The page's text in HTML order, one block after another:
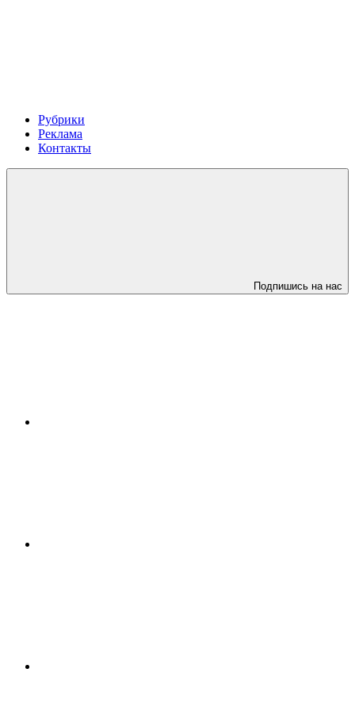
Рубрики
Реклама
Контакты
Подпишись на нас